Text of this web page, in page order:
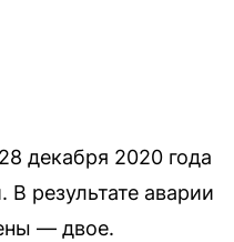
декабря 2020 года
результате аварии
— двое.